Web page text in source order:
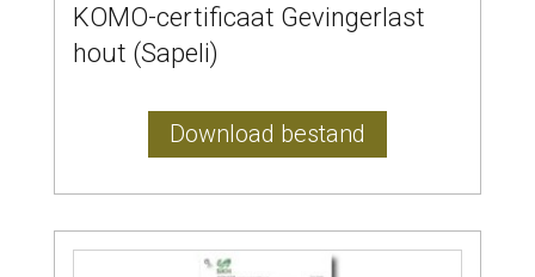
KOMO-certificaat Gevingerlast
hout (Sapeli)
Download bestand